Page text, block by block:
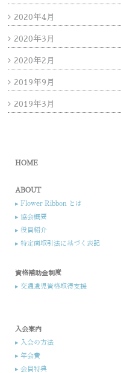
2020年4月
2020年3月
2020年2月
2019年9月
2019年3月
HOME
ABOUT
▸ Flower Ribbon とは
▸ 協会概要
▸ 役員紹介​​
▸ 特定商取引法に基づく表記
資格補助金制度
▸ 交通遺児資格取得支援
入会案内​
▸ 入会の方法​
▸ 年会費
▸ 会員特典